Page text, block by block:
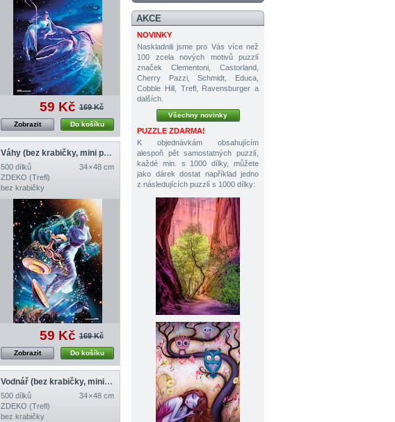
59 Kč 169 Kč
Do košíku
Zobrazit
Váhy (bez krabičky, mini předloha)
500 dílků
34 × 48 cm
ZDEKO (Trefl)
bez krabičky
59 Kč 169 Kč
Do košíku
Zobrazit
Vodnář (bez krabičky, mini předloha)
500 dílků
34 × 48 cm
ZDEKO (Trefl)
bez krabičky
AKCE
NOVINKY
Naskladnili jsme pro Vás více než
100 zcela nových motivů puzzlí
značek Clementoni, Castorland,
Cherry Pazzi, Schmidt, Educa,
Cobble Hill, Trefl, Ravensburger a
dalších.
Všechny novinky
PUZZLE ZDARMA!
K objednávkám obsahujícím
alespoň pět samostatných puzzlí,
každé min. s 1000 dílky, můžete
jako dárek dostat například jedno
z následujících puzzlí s 1000 dílky: